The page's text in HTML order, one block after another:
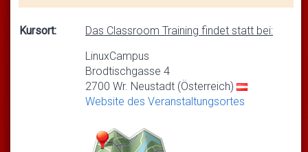
Kursort:
Das Classroom Training findet statt bei:
LinuxCampus
Brodtischgasse 4
2700 Wr. Neustadt (Österreich)
Website des Veranstaltungsortes